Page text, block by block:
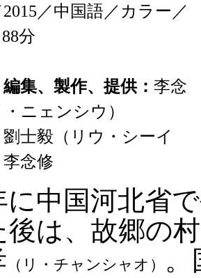
／中国語／カラー／
分
集、製作、提供： 李念
ニェンシウ）
劉士毅（リウ・シーイ
念修
に中国河北省
後は、故郷の
（リ・チャンシャオ）
。